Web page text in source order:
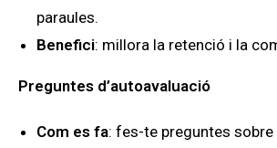
paraules.
Benefici: millora la retenció i la
Preguntes d’autoavaluació
Com es fa: fes-te preguntes